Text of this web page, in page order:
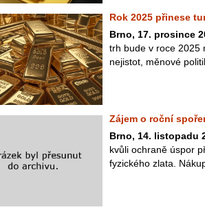
Rok 2025 přinese
Brno, 17. prosince
trh bude v roce 2025
nejistot, měnové
Zájem o roční
Brno, 14. listopadu
kvůli ochraně úspor
fyzického zlata.